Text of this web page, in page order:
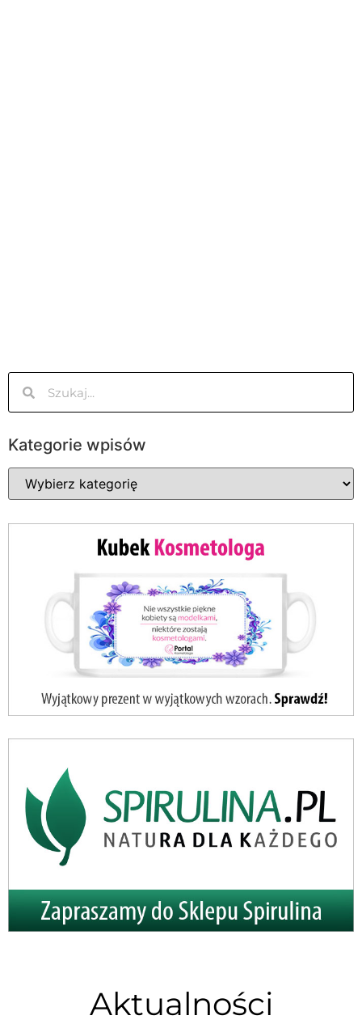
Kategorie wpisów
Aktualności